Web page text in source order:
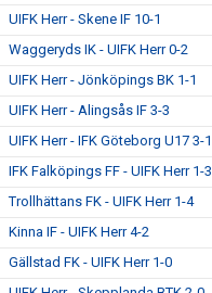
UIFK Herr - Skene IF 10-1
Waggeryds IK - UIFK Herr 0-2
UIFK Herr - Jönköpings BK 1-1
UIFK Herr - Alingsås IF 3-3
UIFK Herr - IFK Göteborg U17 3-1
IFK Falköpings FF - UIFK Herr 1-3
Trollhättans FK - UIFK Herr 1-4
Kinna IF - UIFK Herr 4-2
Gällstad FK - UIFK Herr 1-0